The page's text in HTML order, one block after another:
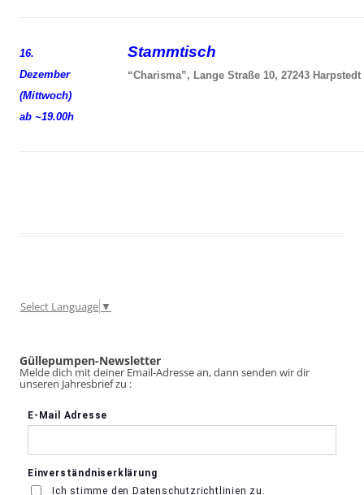
16.
Dezember
(Mittwoch)
ab ~19.00h
Stammtisch
“Charisma”, Lange Straße 10, 27243 Harpstedt
Select Language ▼
Güllepumpen-Newsletter
Melde dich mit deiner Email-Adresse an, dann senden wir dir
unseren Jahresbrief zu :